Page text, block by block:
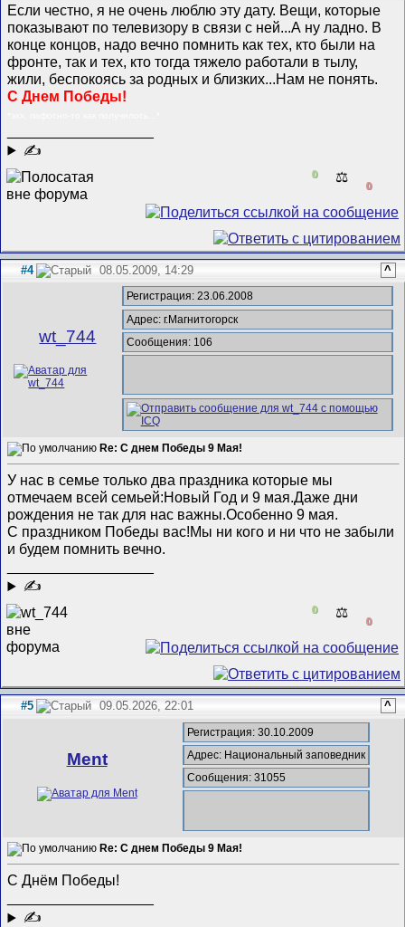
Если честно, я не очень люблю эту дату. Вещи, которые
показывают по телевизору в связи с ней...А ну ладно. В
конце концов, надо вечно помнить как тех, кто были на
фронте, так и тех, кто тогда тяжело работали в тылу,
жили, беспокоясь за родных и близких...Нам не понять.
С Днем Победы!
✍
0 ⚖️
0
#4 08.05.2009, 14:29 ^
wt_744
Регистрация: 23.06.2008
Адрес: г.Магнитогорск
Сообщения: 106
Re: С днем Победы 9 Мая!
У нас в семье только два праздника которые мы
отмечаем всей семьей:Новый Год и 9 мая.Даже дни
рождения не так для нас важны.Особенно 9 мая.
С праздником Победы вас!Мы ни кого и ни что не забыли
и будем помнить вечно.
✍
0 ⚖️
0
#5 09.05.2026, 22:01 ^
Ment
Регистрация: 30.10.2009
Адрес: Национальный заповедник
Сообщения: 31055
Re: С днем Победы 9 Мая!
С Днём Победы!
✍